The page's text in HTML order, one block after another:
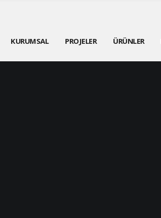
KURUMSAL PROJELER ÜRÜNLER